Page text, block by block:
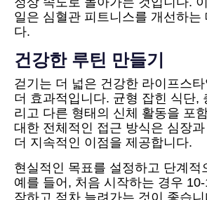
일은 심혈관 피트니스를 개선하는
다.
건강한 루틴 만들기
걷기는 더 넓은 건강한 라이프스
더 효과적입니다. 균형 잡힌 식단,
리고 다른 형태의 신체 활동을 포
대한 전체적인 접근 방식은 심장과
더 지속적인 이점을 제공합니다.
현실적인 목표를 설정하고 단계적
예를 들어, 처음 시작하는 경우 10-